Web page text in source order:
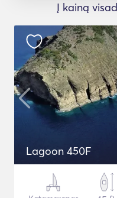
Į kainą
Lagoon 450F